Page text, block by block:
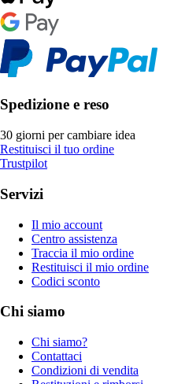
Spedizione e reso
30 giorni per cambiare idea
Restituisci il tuo ordine
Trustpilot
Servizi
Il mio account
Centro assistenza
Traccia il mio ordine
Restituisci il mio ordine
Codici sconto
Chi siamo
Chi siamo?
Contattaci
Condizioni di vendita